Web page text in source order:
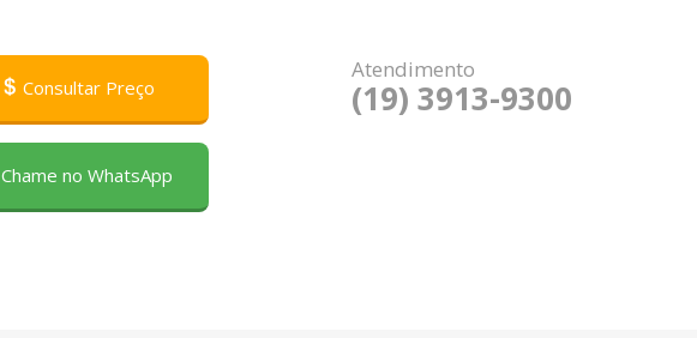
Consultar Preço
Chame no WhatsApp
Atendimento
(19) 3913-9300